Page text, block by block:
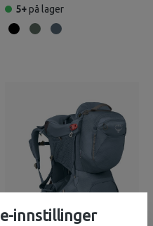
5+på lager
innstillinger